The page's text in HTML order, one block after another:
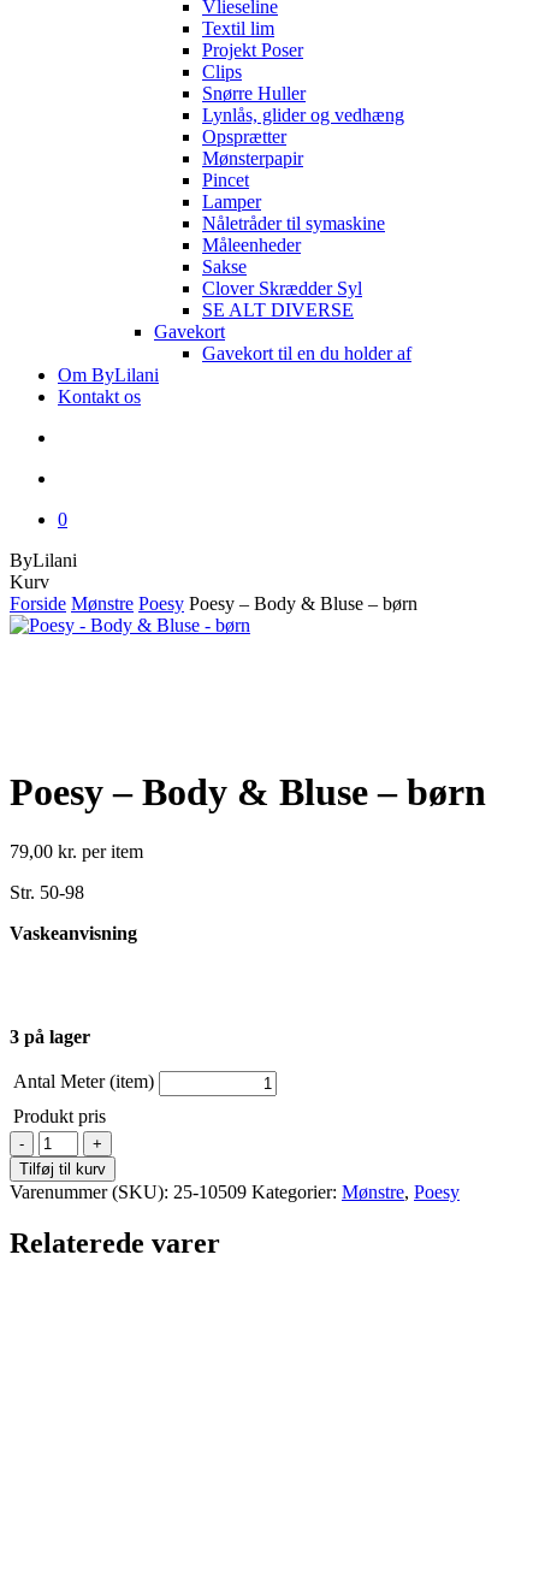
Vlieseline
Textil lim
Projekt Poser
Clips
Snørre Huller
Lynlås, glider og vedhæng
Opsprætter
Mønsterpapir
Pincet
Lamper
Nåletråder til symaskine
Måleenheder
Sakse
Clover Skrædder Syl
SE ALT DIVERSE
Gavekort
Gavekort til en du holder af
Om ByLilani
Kontakt os
0
ByLilani
KurvClose
Cart
Forside Mønstre Poesy Poesy – Body & Bluse – børn
Poesy – Body & Bluse – børn
79,00 kr. per item
Str. 50-98
Vaskeanvisning
3 på lager
Antal Meter (item)
Produkt pris
Poesy
-
Body
&
-
Tilføj til kurv
Varenummer (SKU): 25-10509 Kategorier: Mønstre, Poesy
Relaterede varer